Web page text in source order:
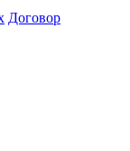
Договор